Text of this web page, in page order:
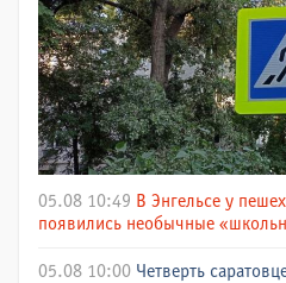
05.08 10:49 В Энгельсе у
появились необычные
05.08 10:00 Четверть